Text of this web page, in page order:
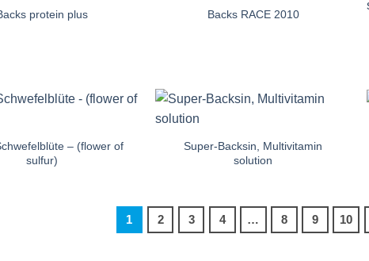
Auf die
protein plus
Auf die
Backs RACE 2010
Einkaufsliste
– (flower of
sulfur)
Einkaufsliste
Super-Backsin, Multivitamin
solution
1 2 3 4 … 8 9 10